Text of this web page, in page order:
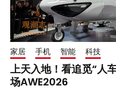
家居 手机 智能 科技
上天入地！看追觅“人
场AWE2026